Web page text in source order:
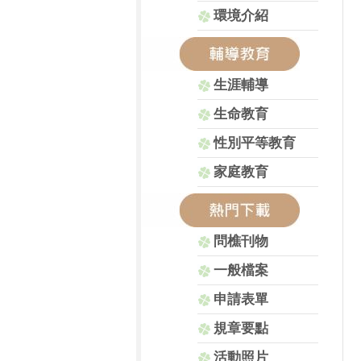
環境介紹
生涯輔導
生命教育
性別平等教育
家庭教育
問樵刊物
一般檔案
申請表單
規章要點
活動照片